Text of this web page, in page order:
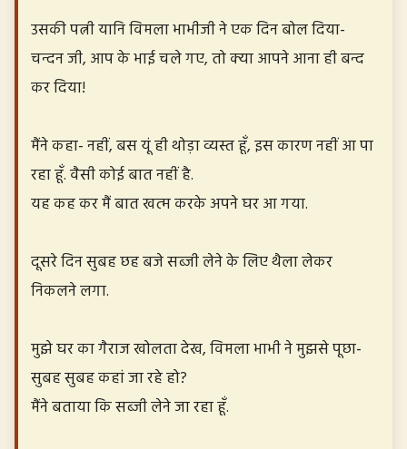
उसकी पत्नी यानि विमला भाभीजी ने एक दिन बोल दिया-
चन्दन जी, आप के भाई चले गए, तो क्या आपने आना ही बन्द
कर दिया!
मैंने कहा- नहीं, बस यूं ही थोड़ा व्यस्त हूँ, इस कारण नहीं आ पा
रहा हूँ. वैसी कोई बात नहीं है.
यह कह कर मैं बात खत्म करके अपने घर आ गया.
दूसरे दिन सुबह छह बजे सब्जी लेने के लिए थैला लेकर
निकलने लगा.
मुझे घर का गैराज खोलता देख, विमला भाभी ने मुझसे पूछा-
सुबह सुबह कहां जा रहे हो?
मैंने बताया कि सब्जी लेने जा रहा हूँ.